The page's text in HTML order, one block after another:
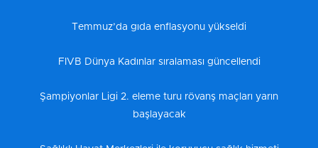
Temmuz’da gıda enflasyonu yükseldi
FIVB Dünya Kadınlar sıralaması güncellendi
Şampiyonlar Ligi 2. eleme turu rövanş maçları yarın
başlayacak